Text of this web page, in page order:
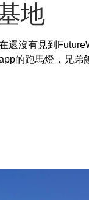
地
還沒有見到
的跑馬燈，兄弟